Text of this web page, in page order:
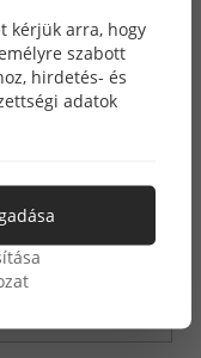
kérjük arra, hogy
szabott
hirdetés- és
adatok